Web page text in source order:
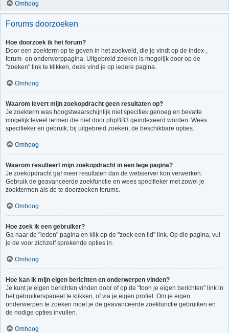
Omhoog
Forums doorzoeken
Hoe doorzoek ik het forum?
Door een zoekterm op te geven in het zoekveld, die je vindt op de index-,
forum- en onderwerppagina. Uitgebreid zoeken is mogelijk door op de
"zoeken" link te klikken, deze vind je op iedere pagina.
Omhoog
Waarom levert mijn zoekopdracht geen resultaten op?
Je zoekterm was hoogstwaarschijnlijk niet specifiek genoeg en bevatte
mogelijk teveel termen die niet door phpBB3 geïndexeerd worden. Wees
specifieker en gebruik, bij uitgebreid zoeken, de beschikbare opties.
Omhoog
Waarom resulteert mijn zoekopdracht in een lege pagina?
Je zoekopdracht gaf meer resultaten dan de webserver kon verwerken.
Gebruik de geavanceerde zoekfunctie en wees specifieker met zowel je
zoektermen als de te doorzoeken forums.
Omhoog
Hoe zoek ik een gebruiker?
Ga naar de "leden" pagina en klik op de "zoek een lid" link. Op die pagina, vul
je de voor zichzelf sprekende opties in.
Omhoog
Hoe kan ik mijn eigen berichten en onderwerpen vinden?
Je kunt je eigen berichten vinden door of op de "toon je eigen berichten" link in
het gebruikerspaneel te klikken, of via je eigen profiel. Om je eigen
onderwerpen te zoeken moet je de geavanceerde zoekfunctie gebruiken en
de nodige opties invullen.
Omhoog